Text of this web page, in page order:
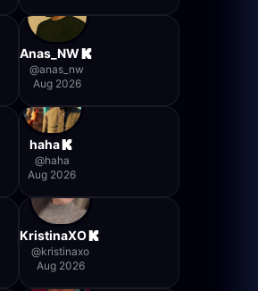
Anas_NW
@anas_nw
Aug 2026
haha
@haha
Aug 2026
KristinaXO
@kristinaxo
Aug 2026